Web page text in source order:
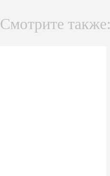
Смотрите также: